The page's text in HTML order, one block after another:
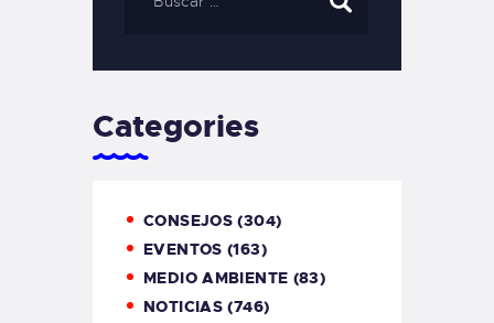
Categories
CONSEJOS (304)
EVENTOS (163)
MEDIO AMBIENTE (83)
NOTICIAS (746)